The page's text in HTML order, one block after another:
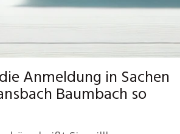
Anmeldung in Sachen
Baumbach so